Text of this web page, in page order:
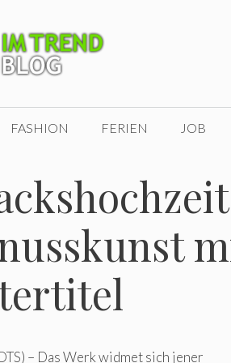
FASHION FERIEN JOB
– Das Werk widmet sich jener